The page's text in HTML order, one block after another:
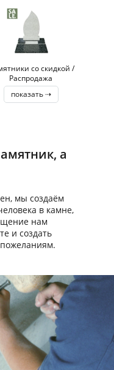
со скидкой /
Распродажа
показать ⇢
а
мы создаём
в камне,
нам
и создать